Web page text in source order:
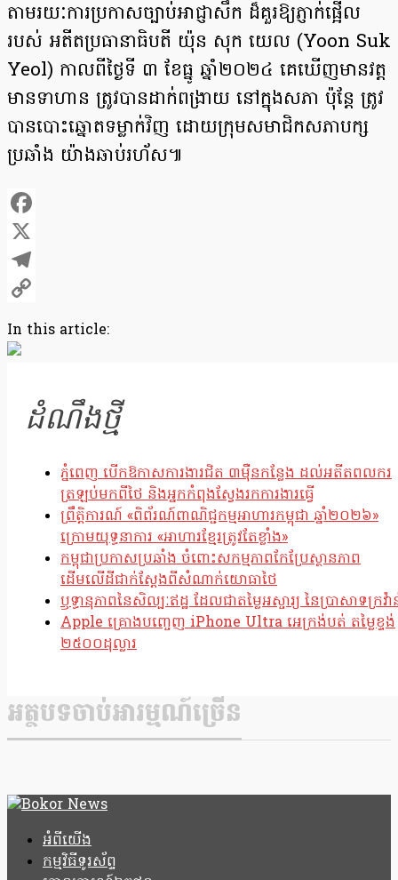
តាមរយៈការប្រកាសច្បាប់អាជ្ញាសឹក ដ៏គួរឱ្យភ្ញាក់ផ្អើល
របស់ អតីតប្រធានាធិបតី យ៉ុន សុក យេល (Yoon Suk
Yeol) កាលពីថ្ងៃទី ៣ ខែធ្នូ ឆ្នាំ២០២៤ គេឃើញមានវត្ត
មានទាហាន ត្រូវបានដាក់ពង្រាយ នៅក្នុងសភា ប៉ុន្តែ ត្រូវ
បានបោះឆ្នោតទម្លាក់វិញ ដោយក្រុមសមាជិកសភាបក្ស
ប្រឆាំង យ៉ាងឆាប់រហ័ស៕
Facebook
X
Telegram
Link
In this article:
ដំណឹងថ្មី
ភ្នំពេញ បើកឱកាសការងារជិត ៣ម៉ឺនកន្លែង ដល់អតីតពលករ
ត្រឡប់មកពីថៃ និងអ្នកកំពុងស្វែងរកការងារធ្វើ
ព្រឹត្តិការណ៍ «ពិព័រណ៍ពាណិជ្ជកម្មអាហារកម្ពុជា ឆ្នាំ២០២៦»
ក្រោមយុទ្ធនាការ «អាហារខ្មែរត្រូវតែខ្លាំង»
កម្ពុជាប្រកាសប្រឆាំង ចំពោះសកម្មភាពកែប្រែស្ថានភាព
ដើមលើដីជាក់ស្តែងពីសំណាក់យោធាថៃ
ឫទ្ធានុភាពនៃសិល្បៈឥដ្ឋ ដែលជាតម្លៃអស្ចារ្យ នៃប្រាសាទក្រវ៉
Apple គ្រោងបញ្ចេញ iPhone Ultra អេក្រង់បត់ តម្លៃខ្ទង់
២៥០០ដុល្លារ
អត្ថបទចាប់អារម្មណ៍ច្រើន
អំពីយើង
កម្មវិធីទូរស័ព្ទ